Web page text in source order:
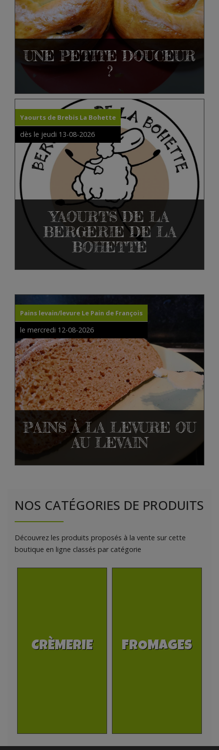
UNE PETITE DOUCEUR
?
Yaourts de Brebis La Bohette
dès le jeudi 13-08-2026
YAOURTS DE LA
BERGERIE DE LA
BOHETTE
Pains levain/levure Le Pain de François
le mercredi 12-08-2026
PAINS À LA LEVURE OU
AU LEVAIN
NOS CATÉGORIES DE PRODUITS
Découvrez les produits proposés à la vente sur cette
boutique en ligne classés par catégorie
FROMAGES
VIANDES &